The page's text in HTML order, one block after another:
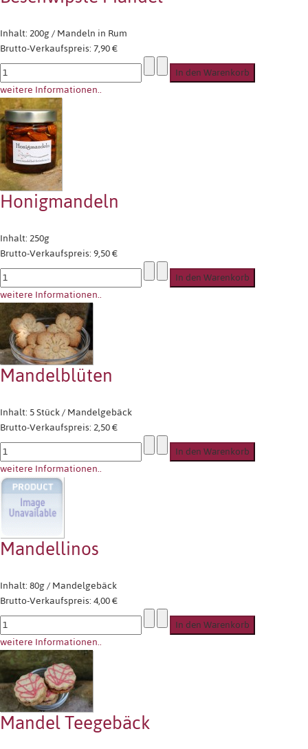
Inhalt: 200g / Mandeln in Rum
Brutto-Verkaufspreis:7,90 €
weitere Informationen..
Honigmandeln
Inhalt: 250g
Brutto-Verkaufspreis:9,50 €
weitere Informationen..
Mandelblüten
Inhalt: 5 Stück / Mandelgebäck
Brutto-Verkaufspreis:2,50 €
weitere Informationen..
Mandellinos
Inhalt: 80g / Mandelgebäck
Brutto-Verkaufspreis:4,00 €
weitere Informationen..
Mandel Teegebäck